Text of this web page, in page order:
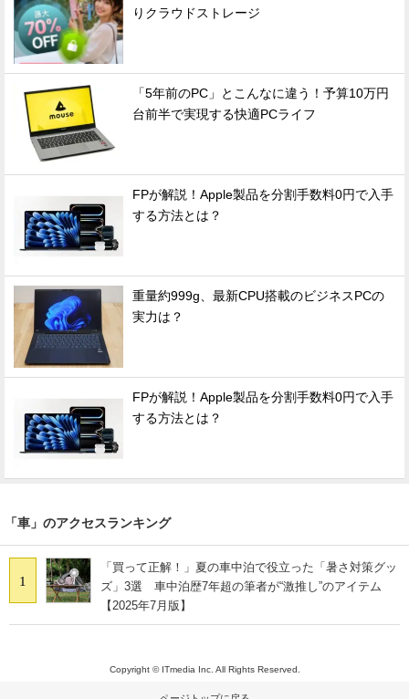
りクラウドストレージ
「5年前のPC」とこんなに違う！予算10万円
台前半で実現する快適PCライフ
FPが解説！Apple製品を分割手数料0円で入手
する方法とは？
重量約999g、最新CPU搭載のビジネスPCの
実力は？
FPが解説！Apple製品を分割手数料0円で入手
する方法とは？
「車」のアクセスランキング
1
「買って正解！」夏の車中泊で役立った「暑さ対策グッ
ズ」3選 車中泊歴7年超の筆者が“激推し”のアイテム
【2025年7月版】
Copyright © ITmedia Inc. All Rights Reserved.